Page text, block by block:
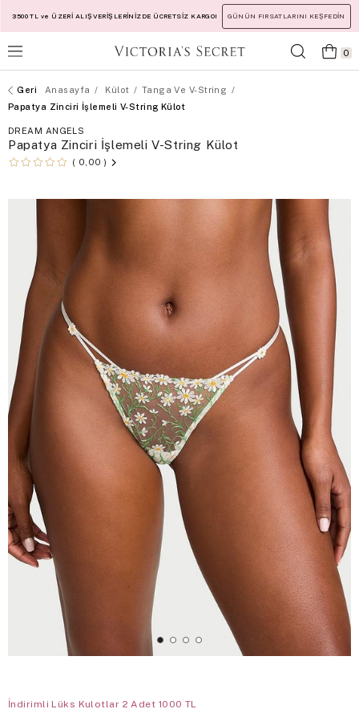
3500 TL ve ÜZERİ ALIŞVERİŞLERİNİZDE ÜCRETSİZ KARGO! GÜNÜN FIRSATLARINI KEŞFEDİN
0
Anasayfa Külot
Tanga Ve V-String
Papatya Zinciri İşlemeli V-String Külot
DREAM ANGELS
Papatya Zinciri İşlemeli V-String Külot
0,00
İndirimli Lüks Kulotlar 2 Adet 1000 TL